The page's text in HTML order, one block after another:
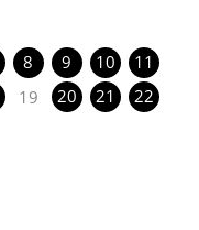
8 9 10
11
19 20 21
22